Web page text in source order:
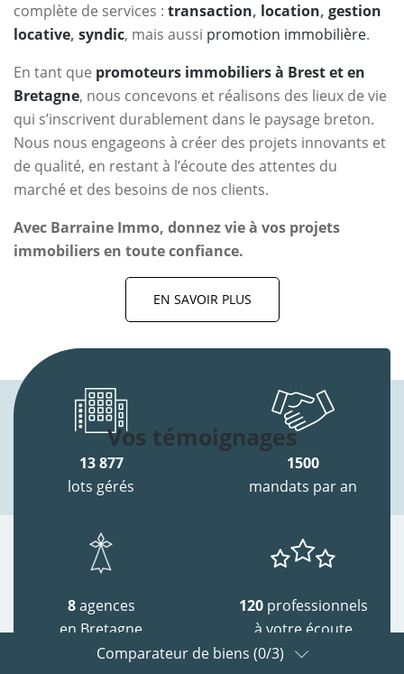
complète de services : transaction, location, gestion
locative, syndic, mais aussi promotion immobilière.
En tant que promoteurs immobiliers à Brest et en
Bretagne, nous concevons et réalisons des lieux de vie
qui s’inscrivent durablement dans le paysage breton.
Nous nous engageons à créer des projets innovants et
de qualité, en restant à l’écoute des attentes du
marché et des besoins de nos clients.
Avec Barraine Immo, donnez vie à vos projets
immobiliers en toute confiance.
EN SAVOIR PLUS
Vos témoignages
13 877
lots gérés
1500
mandats par an
8agences
en Bretagne
120 professionnels
à votre écoute
Comparateur de biens (0/3)